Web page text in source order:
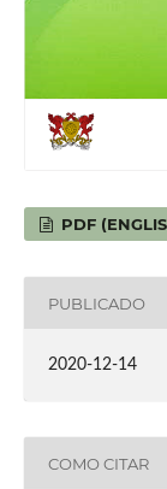
PDF
PUBLICADO
2020-12-14
COMO CITAR